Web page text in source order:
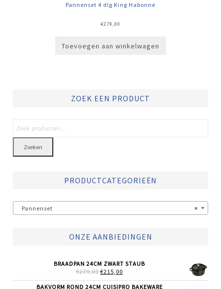
Pannenset 4 dlg King Habonne
€279,00
Toevoegen aan winkelwagen
ZOEK EEN PRODUCT
Zoeken
PRODUCTCATEGORIEËN
×
Pannenset
ONZE AANBIEDINGEN
BRAADPAN 24CM ZWART STAUB
€279,00 OORSPRONKELIJKE
WAS:
€215,00
IS:
BAKVORM ROND 24CM CUISIPRO BAKEWARE